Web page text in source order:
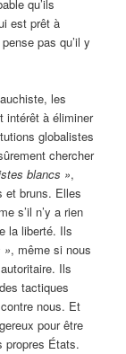
qu’ils
est prêt à
pas qu’il y
les
intérêt à éliminer
globalistes
chercher
blancs »,
et bruns. Elles
s’il n’y a rien
la liberté. Ils
», même si nous
Ils
tactiques
nous. Et
pour être
propres États.